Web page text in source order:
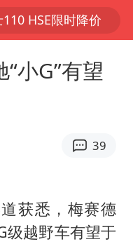
HSE限时降价
家办公
子怎么了
树
费大厨口号更改 不再宣传小炒肉大王
小G”有望
39
获悉，梅赛德
级越野车有望于